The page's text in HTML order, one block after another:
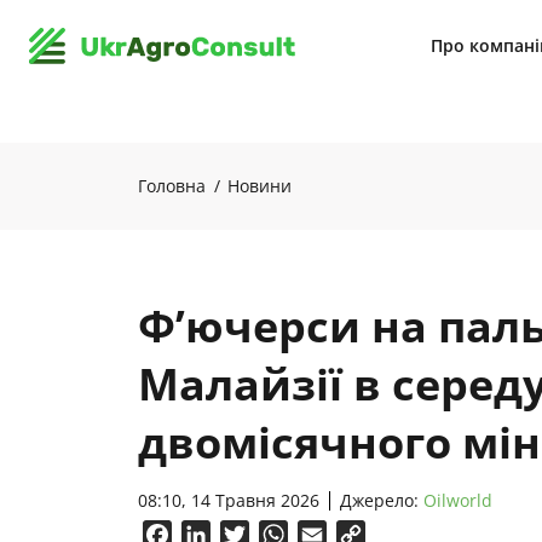
Про
Головна Новини
Ф’ючерси на
Малайзії в
двомісячного
08:10, 14 Травня 2026 Джерело: Oilworld
FacebookLinkedInTwitterWhatsApp
Email